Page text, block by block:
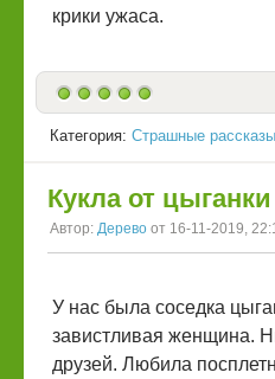
крики ужаса.
Категория: Страшные рассказы
Кукла от цыганки
Автор: Дерево от 16-11-2019,
У нас была соседка
завистливая женщина.
друзей. Любила